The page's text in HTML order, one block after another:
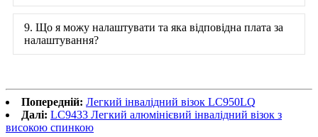
9. Що я можу налаштувати та яка відповідна плата за
налаштування?
Попередній: Легкий інвалідний візок LC950LQ
Далі: LC9433 Легкий алюмінієвий інвалідний візок з
високою спинкою